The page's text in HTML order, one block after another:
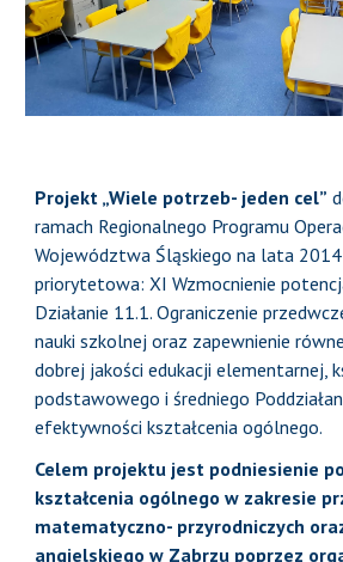
Projekt „Wiele potrzeb- jeden cel”
ramach Regionalnego Programu
Województwa Śląskiego na lata
priorytetowa: XI Wzmocnienie
Działanie 11.1. Ograniczenie
nauki szkolnej oraz zapewnienie
dobrej jakości edukacji elementarnej,
podstawowego i średniego
efektywności kształcenia ogólnego.
Celem projektu jest podniesienie
kształcenia ogólnego w zakresie
matematyczno- przyrodniczych
angielskiego w Zabrzu poprzez